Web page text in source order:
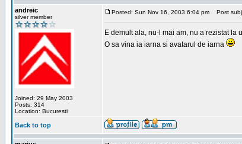
andreic
silver member
Joined: 29 May 2003
Posts: 314
Location: Bucuresti
Posted: Sun Nov 16, 2003 6:04 pm Post
E demult ala, nu-l mai am, nu a rezistat la
O sa vina ia iarna si avatarul de iarna
Back to top